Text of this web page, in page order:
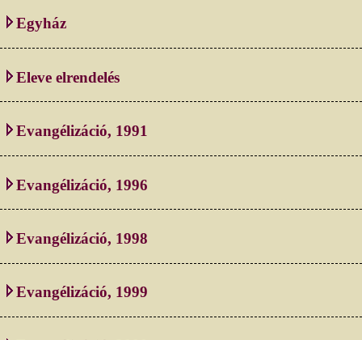
Egyház
Eleve elrendelés
Evangélizáció, 1991
Evangélizáció, 1996
Evangélizáció, 1998
Evangélizáció, 1999